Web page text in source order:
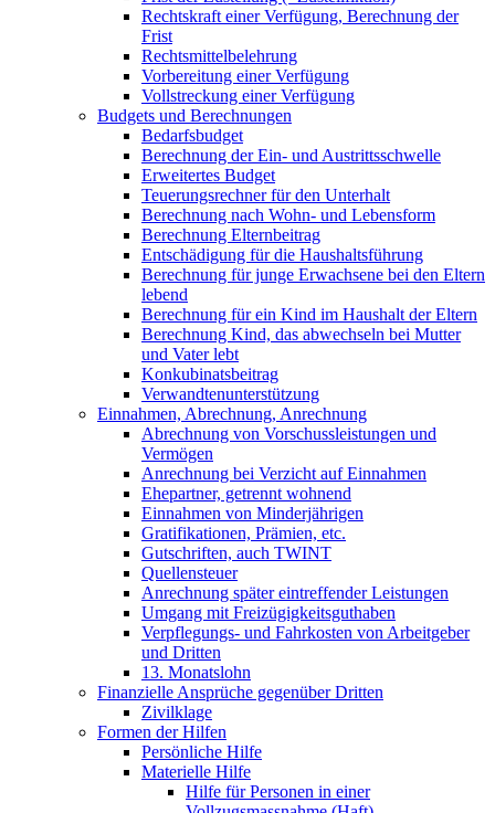
Rechtskraft einer Verfügung, Berechnung der
Frist
Rechtsmittelbelehrung
Vorbereitung einer Verfügung
Vollstreckung einer Verfügung
Budgets und Berechnungen
Bedarfsbudget
Berechnung der Ein- und Austrittsschwelle
Erweitertes Budget
Teuerungsrechner für den Unterhalt
Berechnung nach Wohn- und Lebensform
Berechnung Elternbeitrag
Entschädigung für die Haushaltsführung
Berechnung für junge Erwachsene bei den Eltern
lebend
Berechnung für ein Kind im Haushalt der Eltern
Berechnung Kind, das abwechseln bei Mutter
und Vater lebt
Konkubinatsbeitrag
Verwandtenunterstützung
Einnahmen, Abrechnung, Anrechnung
Abrechnung von Vorschussleistungen und
Vermögen
Anrechnung bei Verzicht auf Einnahmen
Ehepartner, getrennt wohnend
Einnahmen von Minderjährigen
Gratifikationen, Prämien, etc.
Gutschriften, auch TWINT
Quellensteuer
Anrechnung später eintreffender Leistungen
Umgang mit Freizügigkeitsguthaben
Verpflegungs- und Fahrkosten von Arbeitgeber
und Dritten
13. Monatslohn
Finanzielle Ansprüche gegenüber Dritten
Zivilklage
Formen der Hilfen
Persönliche Hilfe
Materielle Hilfe
Hilfe für Personen in einer